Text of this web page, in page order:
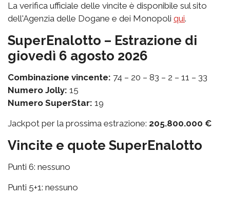
La verifica ufficiale delle vincite è disponibile sul sito
dell'Agenzia delle Dogane e dei Monopoli qui.
SuperEnalotto – Estrazione di
giovedì 6 agosto 2026
Combinazione vincente: 74 – 20 – 83 – 2 – 11 – 33
Numero Jolly: 15
Numero SuperStar: 19
Jackpot per la prossima estrazione: 205.800.000 €
Vincite e quote SuperEnalotto
Punti 6: nessuno
Punti 5+1: nessuno